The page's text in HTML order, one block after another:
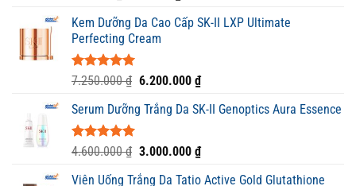
5.00
5 sao
là:
300.000 ₫.
tại
Kem Dưỡng Da Cao Cấp SK-II LXP Ultimate
Perfecting Cream
Được xếp
5 sao
7.250.000₫ Giá
là:
6.200.000 ₫Giá
tại
6.200.000 ₫.
Serum Dưỡng Trắng Da SK-II Genoptics Aura Essence
Được xếp
5 sao
4.600.000₫ Giá
3.000.000 ₫Giá
Viên Uống Trắng Da Tatio Active Gold Glutathione